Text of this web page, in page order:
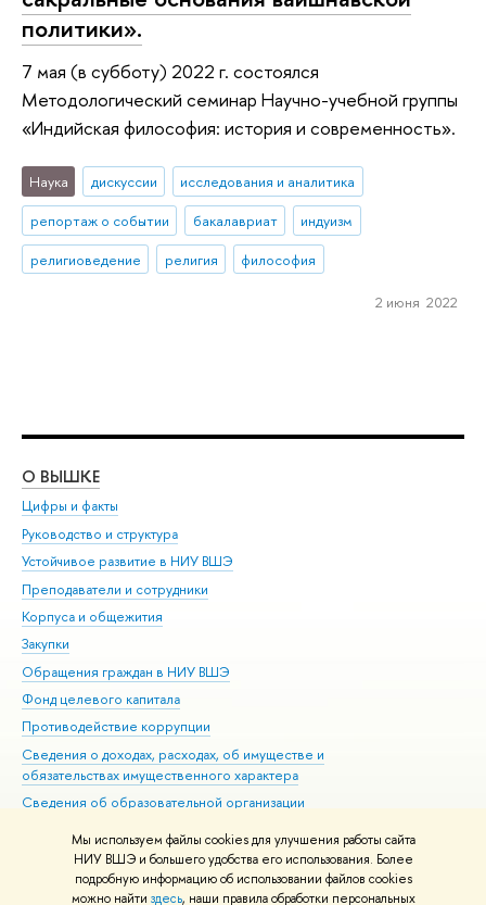
Мы используем файлы cookies для улучшения работы сайта
НИУ ВШЭ и большего удобства его использования. Более
подробную информацию об использовании файлов cookies
можно найти здесь, наши правила обработки персональных
политики».
7 мая (в субботу) 2022 г. состоялся
Методологический семинар Научно-учебной группы
«Индийская философия: история и современность».
Наука дискуссии
исследования и аналитика
репортаж о событии
бакалавриат
индуизм
религиоведение
религия философия
2 июня 2022
О ВЫШКЕ
Цифры и факты
Руководство и структура
Устойчивое развитие в НИУ ВШЭ
Преподаватели и сотрудники
Корпуса и общежития
Закупки
Обращения граждан в НИУ ВШЭ
Фонд целевого капитала
Противодействие коррупции
Сведения о доходах, расходах, об имуществе и
обязательствах имущественного характера
Сведения об образовательной организации
Людям с ограниченными возможностями здоровья
Единая платежная страница
Работа в Вышке